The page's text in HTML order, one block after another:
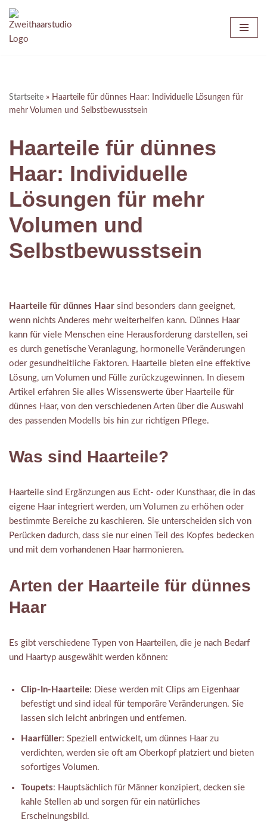
Inhalt
Startseite » Haarteile für dünnes Haar: Individuelle Lösungen für
mehr Volumen und Selbstbewusstsein
Haarteile für dünnes
Haar: Individuelle
Lösungen für mehr
Volumen und
Selbstbewusstsein
Haarteile für dünnes Haar sind besonders dann geeignet,
wenn nichts Anderes mehr weiterhelfen kann. Dünnes Haar
kann für viele Menschen eine Herausforderung darstellen, sei
es durch genetische Veranlagung, hormonelle Veränderungen
oder gesundheitliche Faktoren. Haarteile bieten eine effektive
Lösung, um Volumen und Fülle zurückzugewinnen. In diesem
Artikel erfahren Sie alles Wissenswerte über Haarteile für
dünnes Haar, von den verschiedenen Arten über die Auswahl
des passenden Modells bis hin zur richtigen Pflege.
Was sind Haarteile?
Haarteile sind Ergänzungen aus Echt- oder Kunsthaar, die in das
eigene Haar integriert werden, um Volumen zu erhöhen oder
bestimmte Bereiche zu kaschieren. Sie unterscheiden sich von
Perücken dadurch, dass sie nur einen Teil des Kopfes bedecken
und mit dem vorhandenen Haar harmonieren.
Arten der Haarteile für dünnes
Haar
Es gibt verschiedene Typen von Haarteilen, die je nach Bedarf
und Haartyp ausgewählt werden können:
Clip-In-Haarteile: Diese werden mit Clips am Eigenhaar
befestigt und sind ideal für temporäre Veränderungen. Sie
lassen sich leicht anbringen und entfernen.
Haarfüller: Speziell entwickelt, um dünnes Haar zu
verdichten, werden sie oft am Oberkopf platziert und bieten
sofortiges Volumen.
Toupets: Hauptsächlich für Männer konzipiert, decken sie
kahle Stellen ab und sorgen für ein natürliches
Erscheinungsbild.